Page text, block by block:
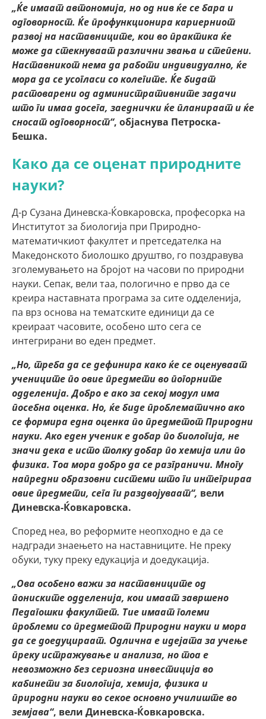
„Ќе имаат автономија, но од нив ќе се бара и
одговорност. Ќе профункционира кариерниот
развој на наставниците, кои во практика ќе
може да стекнуваат различни звања и степени.
Наставникот нема да работи индивидуално, ќе
мора да се усогласи со колегите. Ќе бидат
растоварени од административните задачи
што ги имаа досега, заеднички ќе планираат и ќе
сносат одговорност“, објаснува Петроска-
Бешка.
Како да се оценат природните
науки?
Д-р Сузана Диневска-Ќовкаровска, професорка на
Институтот за биологија при Природно-
математичкиот факултет и претседателка на
Македонското биолошко друштво, го поздравува
зголемувањето на бројот на часови по природни
науки. Сепак, вели таа, пологично е прво да се
креира наставната програма за сите одделенија,
па врз основа на тематските единици да се
креираат часовите, особено што сега се
интегрирани во еден предмет.
„Но, треба да се дефинира како ќе се оценуваат
учениците по овие предмети во погорните
одделенија. Добро е ако за секој модул има
посебна оценка. Но, ќе биде проблематично ако
се формира една оценка по предметот Природни
науки. Ако еден ученик е добар по биологија, не
значи дека е исто толку добар по хемија или по
физика. Тоа мора добро да се разграничи. Многу
напредни образовни системи што ги интегрираа
овие предмети, сега ги раздвојуваат“, вели
Диневска-Ќовкаровска.
Според неа, во реформите неопходно е да се
надгради знаењето на наставниците. Не преку
обуки, туку преку едукација и доедукација.
„Ова особено важи за наставниците од
пониските одделенија, кои имаат завршено
Педагошки факултет. Тие имаат големи
проблеми со предметот Природни науки и мора
да се доедуцираат. Одлична е идејата за учење
преку истражување и анализа, но тоа е
невозможно без сериозна инвестиција во
кабинети за биологија, хемија, физика и
природни науки во секое основно училиште во
земјава“, вели Диневска-Ќовкаровска.